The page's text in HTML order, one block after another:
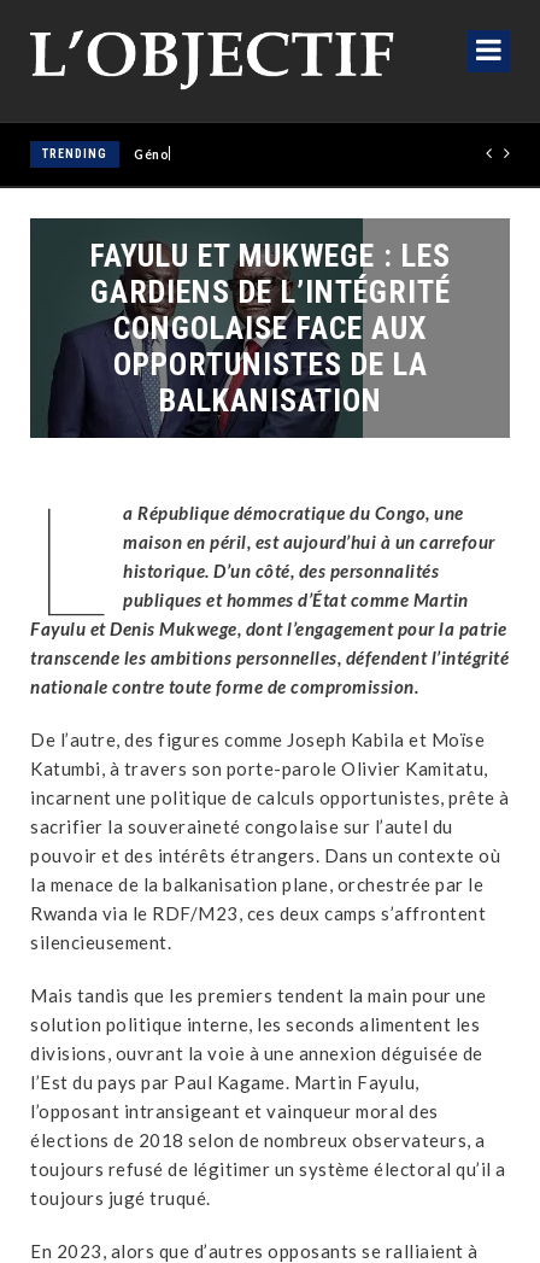
TRENDING Génocost 2026 : la mémoire comme rempart, la justice comme
FAYULU ET MUKWEGE : LES
GARDIENS DE L’INTÉGRITÉ
CONGOLAISE FACE AUX
OPPORTUNISTES DE LA
BALKANISATION
L
a République démocratique du Congo, une
maison en péril, est aujourd’hui à un carrefour
historique. D’un côté, des personnalités
publiques et hommes d’État comme Martin
Fayulu et Denis Mukwege, dont l’engagement pour la patrie
transcende les ambitions personnelles, défendent l’intégrité
nationale contre toute forme de compromission.
De l’autre, des figures comme Joseph Kabila et Moïse
Katumbi, à travers son porte-parole Olivier Kamitatu,
incarnent une politique de calculs opportunistes, prête à
sacrifier la souveraineté congolaise sur l’autel du
pouvoir et des intérêts étrangers. Dans un contexte où
la menace de la balkanisation plane, orchestrée par le
Rwanda via le RDF/M23, ces deux camps s’affrontent
silencieusement.
Mais tandis que les premiers tendent la main pour une
solution politique interne, les seconds alimentent les
divisions, ouvrant la voie à une annexion déguisée de
l’Est du pays par Paul Kagame. Martin Fayulu,
l’opposant intransigeant et vainqueur moral des
élections de 2018 selon de nombreux observateurs, a
toujours refusé de légitimer un système électoral qu’il a
toujours jugé truqué.
En 2023, alors que d’autres opposants se ralliaient à